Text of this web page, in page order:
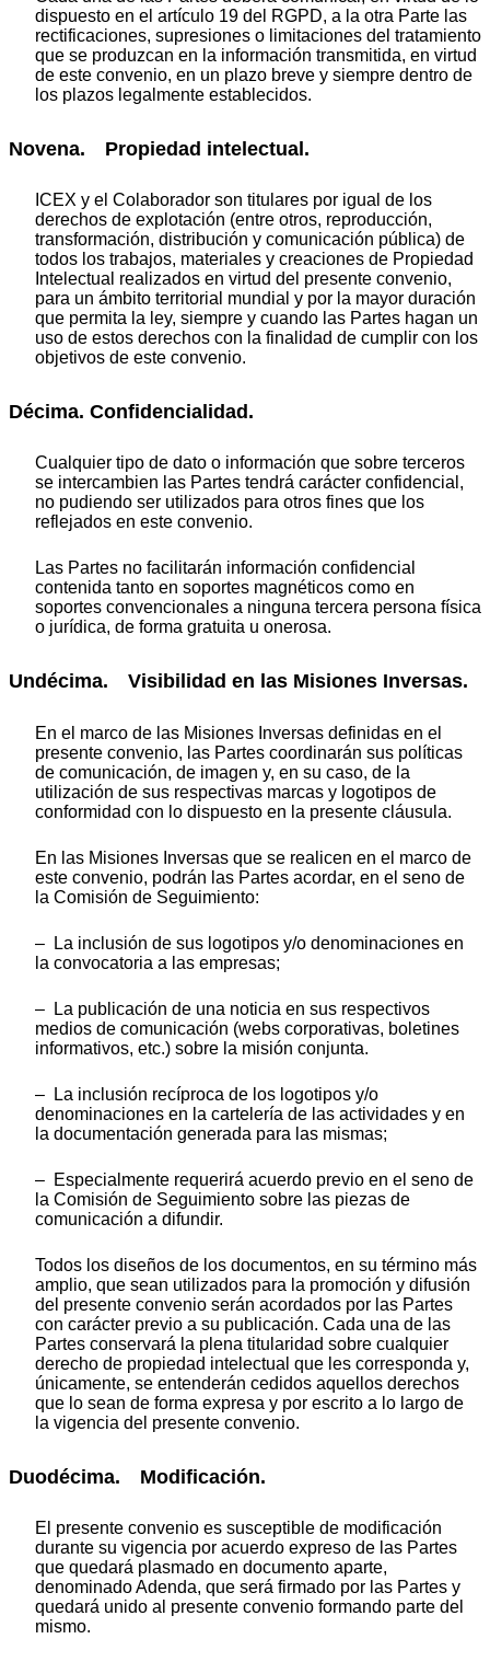
dispuesto en el artículo 19 del RGPD, a la otra Parte las
rectificaciones, supresiones o limitaciones del tratamiento
que se produzcan en la información transmitida, en virtud
de este convenio, en un plazo breve y siempre dentro de
los plazos legalmente establecidos.
Novena. Propiedad intelectual.
ICEX y el Colaborador son titulares por igual de los
derechos de explotación (entre otros, reproducción,
transformación, distribución y comunicación pública) de
todos los trabajos, materiales y creaciones de Propiedad
Intelectual realizados en virtud del presente convenio,
para un ámbito territorial mundial y por la mayor duración
que permita la ley, siempre y cuando las Partes hagan un
uso de estos derechos con la finalidad de cumplir con los
objetivos de este convenio.
Décima. Confidencialidad.
Cualquier tipo de dato o información que sobre terceros
se intercambien las Partes tendrá carácter confidencial,
no pudiendo ser utilizados para otros fines que los
reflejados en este convenio.
Las Partes no facilitarán información confidencial
contenida tanto en soportes magnéticos como en
soportes convencionales a ninguna tercera persona física
o jurídica, de forma gratuita u onerosa.
Undécima. Visibilidad en las Misiones Inversas.
En el marco de las Misiones Inversas definidas en el
presente convenio, las Partes coordinarán sus políticas
de comunicación, de imagen y, en su caso, de la
utilización de sus respectivas marcas y logotipos de
conformidad con lo dispuesto en la presente cláusula.
En las Misiones Inversas que se realicen en el marco de
este convenio, podrán las Partes acordar, en el seno de
la Comisión de Seguimiento:
– La inclusión de sus logotipos y/o denominaciones en
la convocatoria a las empresas;
– La publicación de una noticia en sus respectivos
medios de comunicación (webs corporativas, boletines
informativos, etc.) sobre la misión conjunta.
– La inclusión recíproca de los logotipos y/o
denominaciones en la cartelería de las actividades y en
la documentación generada para las mismas;
– Especialmente requerirá acuerdo previo en el seno de
la Comisión de Seguimiento sobre las piezas de
comunicación a difundir.
Todos los diseños de los documentos, en su término más
amplio, que sean utilizados para la promoción y difusión
del presente convenio serán acordados por las Partes
con carácter previo a su publicación. Cada una de las
Partes conservará la plena titularidad sobre cualquier
derecho de propiedad intelectual que les corresponda y,
únicamente, se entenderán cedidos aquellos derechos
que lo sean de forma expresa y por escrito a lo largo de
la vigencia del presente convenio.
Duodécima. Modificación.
El presente convenio es susceptible de modificación
durante su vigencia por acuerdo expreso de las Partes
que quedará plasmado en documento aparte,
denominado Adenda, que será firmado por las Partes y
quedará unido al presente convenio formando parte del
mismo.